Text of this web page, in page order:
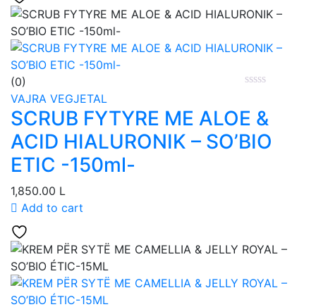
(0)
VAJRA VEGJETAL
SCRUB FYTYRE ME ALOE &
ACID HIALURONIK – SO’BIO
ETIC -150ml-
1,850.00 L
Add to cart